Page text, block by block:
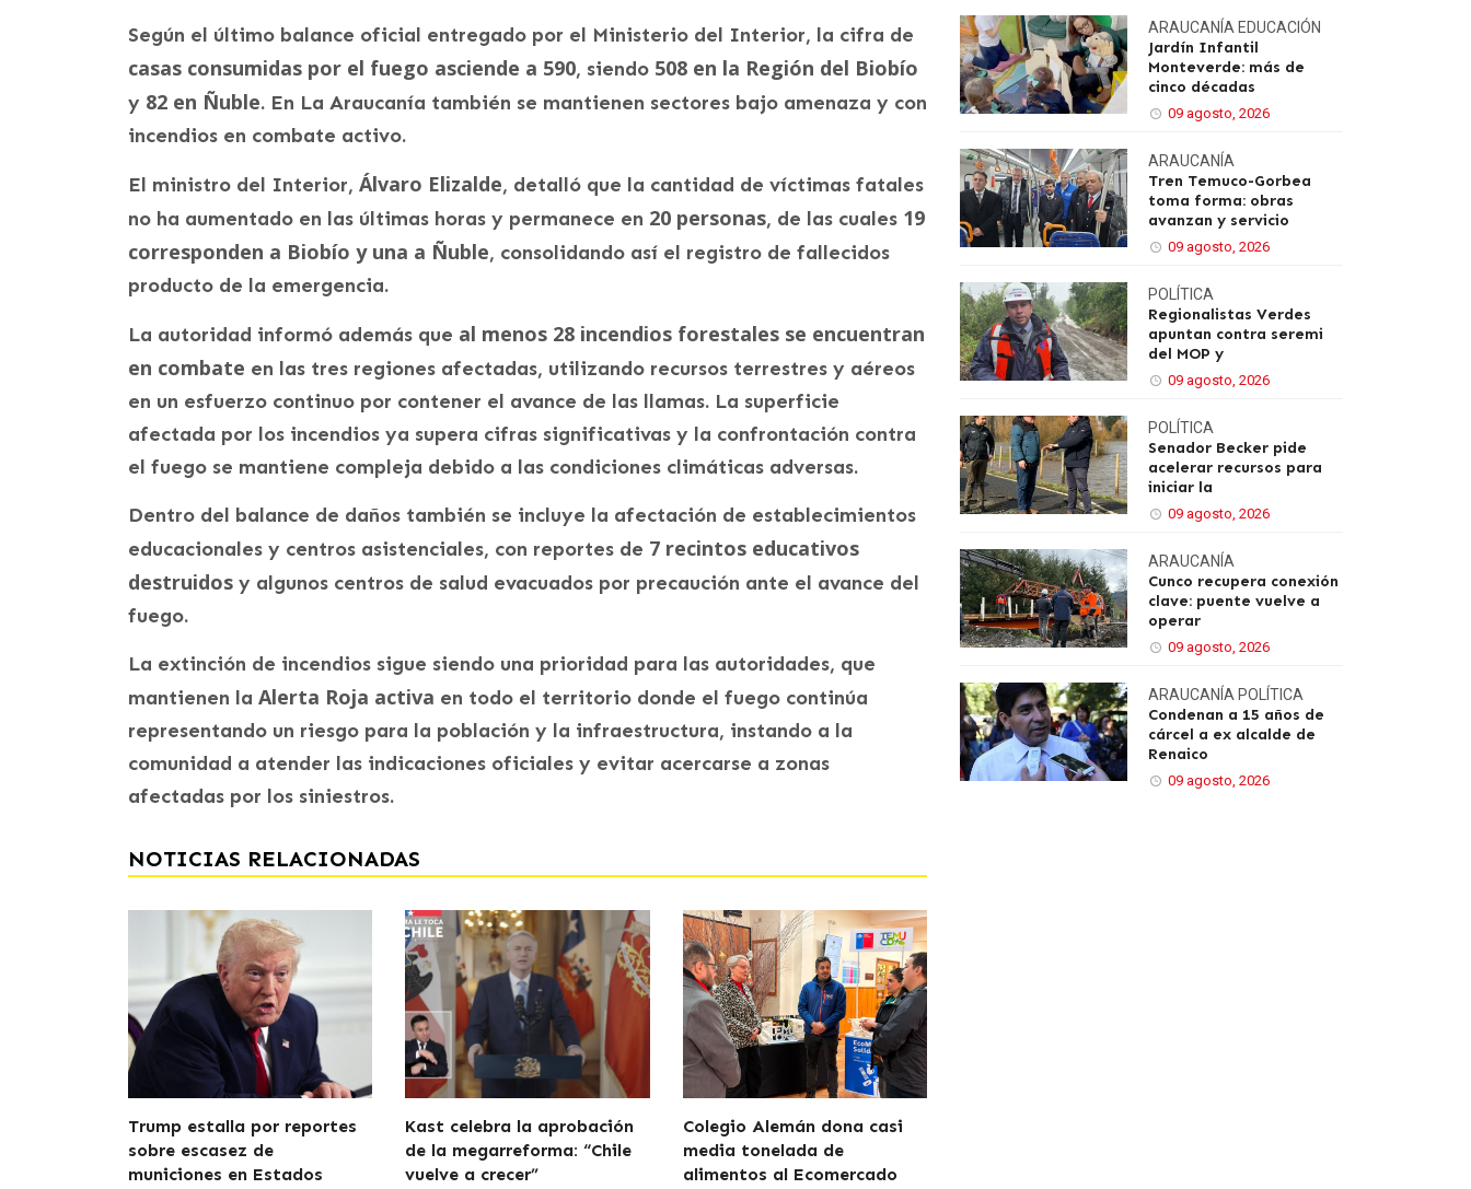
Según el último balance oficial entregado por el Ministerio del Interior, la cifra de
casas consumidas por el fuego asciende a 590, siendo 508 en la Región del Biobío
y 82 en Ñuble. En La Araucanía también se mantienen sectores bajo amenaza y con
incendios en combate activo.
El ministro del Interior, Álvaro Elizalde, detalló que la cantidad de víctimas fatales
no ha aumentado en las últimas horas y permanece en 20 personas, de las cuales 19
corresponden a Biobío y una a Ñuble, consolidando así el registro de fallecidos
producto de la emergencia.
La autoridad informó además que al menos 28 incendios forestales se encuentran
en combate en las tres regiones afectadas, utilizando recursos terrestres y aéreos
en un esfuerzo continuo por contener el avance de las llamas. La superficie
afectada por los incendios ya supera cifras significativas y la confrontación contra
el fuego se mantiene compleja debido a las condiciones climáticas adversas.
Dentro del balance de daños también se incluye la afectación de establecimientos
educacionales y centros asistenciales, con reportes de 7 recintos educativos
destruidos y algunos centros de salud evacuados por precaución ante el avance del
fuego.
La extinción de incendios sigue siendo una prioridad para las autoridades, que
mantienen la Alerta Roja activa en todo el territorio donde el fuego continúa
representando un riesgo para la población y la infraestructura, instando a la
comunidad a atender las indicaciones oficiales y evitar acercarse a zonas
afectadas por los siniestros.
NOTICIAS RELACIONADAS
Trump estalla por reportes
sobre escasez de
municiones en Estados
Kast celebra la aprobación
de la megarreforma: “Chile
vuelve a crecer”
Colegio Alemán dona casi
media tonelada de
alimentos al Ecomercado
ARAUCANÍA EDUCACIÓN
Jardín Infantil
Monteverde: más de
cinco décadas
09 agosto, 2026
ARAUCANÍA
Tren Temuco-Gorbea
toma forma: obras
avanzan y servicio
09 agosto, 2026
POLÍTICA
Regionalistas Verdes
apuntan contra seremi
del MOP y
09 agosto, 2026
POLÍTICA
Senador Becker pide
acelerar recursos para
iniciar la
09 agosto, 2026
ARAUCANÍA
Cunco recupera conexión
clave: puente vuelve a
operar
09 agosto, 2026
ARAUCANÍA POLÍTICA
Condenan a 15 años de
cárcel a ex alcalde de
Renaico
09 agosto, 2026